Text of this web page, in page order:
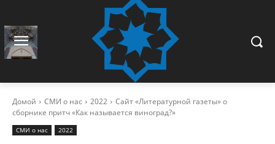
Домой СМИ о нас 2022
Сайт «Литературной газеты» о
сборнике притч «Как называется виноград?»
СМИ о нас 2022